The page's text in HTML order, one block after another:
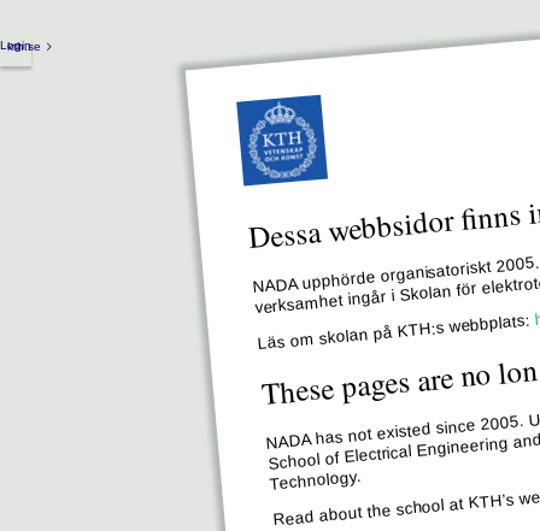
kth.se
Login
Dessa webbsidor
NADA upphörde organisatoriskt
verksamhet ingår i Skolan för
Läs om skolan på KTH:s webbplats:
These pages are no
NADA has not existed since
School of Electrical Engineering
Technology.
Read about the school at KTH’s